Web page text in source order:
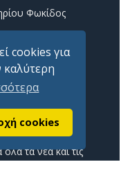
cookies για
καλύτερη
cookies
Φωκίδος
μας για να
τα νέα και τις